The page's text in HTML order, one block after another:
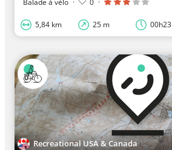
5,84 km 25 m 00h23
Recreational USA & Canada